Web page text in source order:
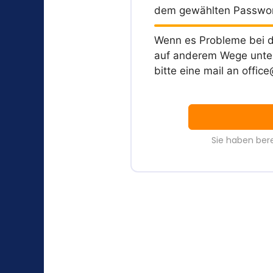
dem gewählten
Wenn es Probleme bei
auf anderem Wege
bitte eine mail an fo
Sie haben